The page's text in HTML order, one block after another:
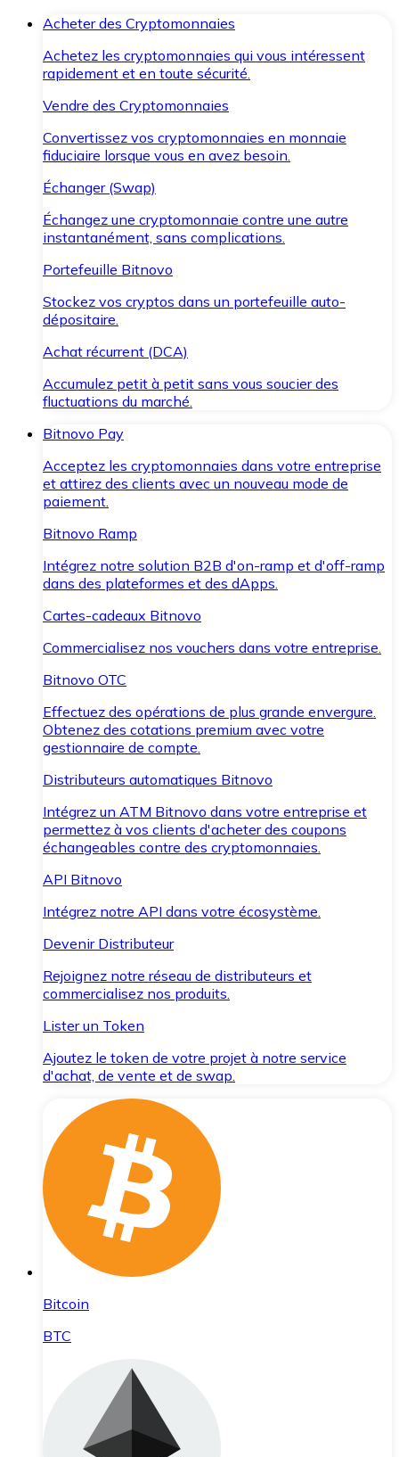
Acheter des Cryptomonnaies
Achetez les cryptomonnaies qui vous intéressent
rapidement et en toute sécurité.
Vendre des Cryptomonnaies
Convertissez vos cryptomonnaies en monnaie
fiduciaire lorsque vous en avez besoin.
Échanger (Swap)
Échangez une cryptomonnaie contre une autre
instantanément, sans complications.
Portefeuille Bitnovo
Stockez vos cryptos dans un portefeuille auto-
dépositaire.
Achat récurrent (DCA)
Accumulez petit à petit sans vous soucier des
fluctuations du marché.
Bitnovo Pay
Acceptez les cryptomonnaies dans votre entreprise
et attirez des clients avec un nouveau mode de
paiement.
Bitnovo Ramp
Intégrez notre solution B2B d'on-ramp et d'off-ramp
dans des plateformes et des dApps.
Cartes-cadeaux Bitnovo
Commercialisez nos vouchers dans votre entreprise.
Bitnovo OTC
Effectuez des opérations de plus grande envergure.
Obtenez des cotations premium avec votre
gestionnaire de compte.
Distributeurs automatiques Bitnovo
Intégrez un ATM Bitnovo dans votre entreprise et
permettez à vos clients d'acheter des coupons
échangeables contre des cryptomonnaies.
API Bitnovo
Intégrez notre API dans votre écosystème.
Devenir Distributeur
Rejoignez notre réseau de distributeurs et
commercialisez nos produits.
Lister un Token
Ajoutez le token de votre projet à notre service
d'achat, de vente et de swap.
Bitcoin
BTC